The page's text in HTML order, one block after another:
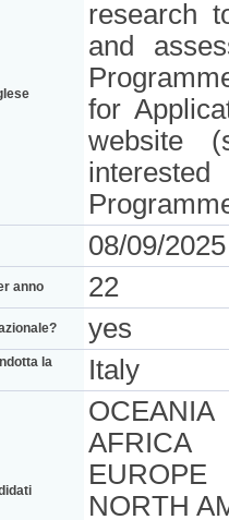
research
and
for
website
08/09/2025
anno 22
yes
la
Italy
OCEANIA
AFRICA
EUROPE
NORTH